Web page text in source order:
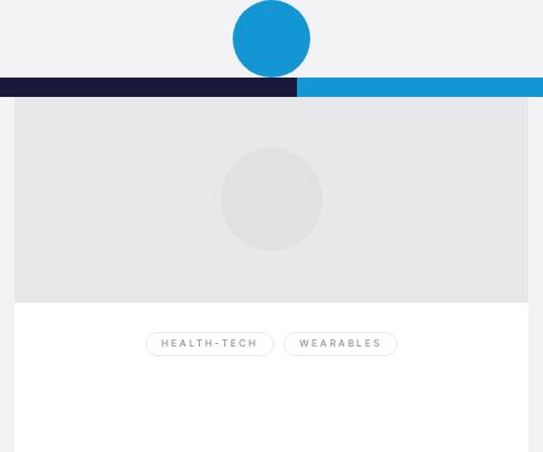
Graz
Navigation
HEALTH-TECH WEARABLES